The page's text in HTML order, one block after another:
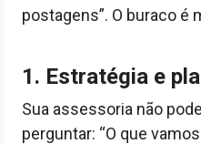
postagens”. O buraco é
1. Estratégia e
Sua assessoria não
perguntar: “O que